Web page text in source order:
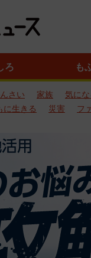
ろ も
さい 家族 気にな
に生きる 災害 フ